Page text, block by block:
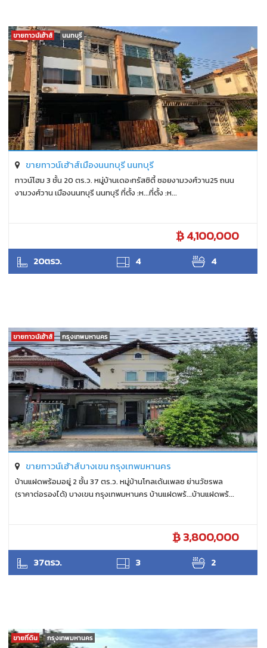
ขายทาวน์เฮ้าส์ นนทบุรี
ขายทาวน์เฮ้าส์เมืองนนทบุรี นนทบุรี
ทาวน์โฮม 3 ชั้น 20 ตร.ว. หมู่บ้านเดอะทรัสซิตี้ ซอยงามวงศ์วาน25 ถนน
งามวงศ์วาน เมืองนนทบุรี นนทบุรี ที่ตั้ง :ห...ที่ตั้ง :ห...
4,100,000
20ตรว. 4 4
ANTPUNYAPA
ขายทาวน์เฮ้าส์ กรุงเทพมหานคร
ขายทาวน์เฮ้าส์บางเขน กรุงเทพมหานคร
บ้านแฝดพร้อมอยู่ 2 ชั้น 37 ตร.ว. หมู่บ้านโกลเด้นเพลซ ย่านวัชรพล
(ราคาต่อรองได้) บางเขน กรุงเทพมหานคร บ้านแฝดพร้...บ้านแฝดพร้...
3,800,000
37ตรว. 3 2
ANTPUNYAPA
ขายที่ดิน กรุงเทพมหานคร